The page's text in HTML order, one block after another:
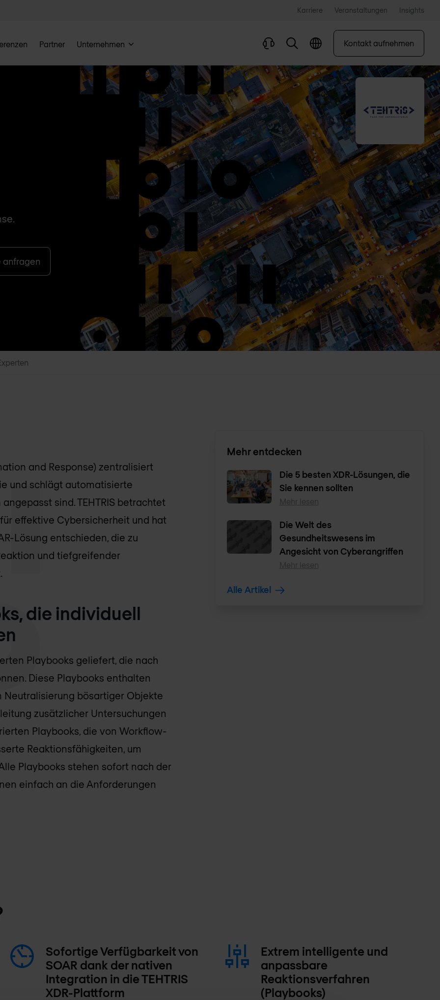
Karriere Veranstaltungen Insights
Partner Unternehmen Kontakt aufnehmen
anfragen
and Response) zentralisiert
und schlägt automatisierte
sind. TEHTRIS betrachtet
effektive Cybersicherheit und hat
Lösung entschieden, die zu
und tiefgreifender
die individuell
Playbooks geliefert, die nach
Diese Playbooks enthalten
bösartiger Objekte
zusätzlicher Untersuchungen
Playbooks, die von Workflow-
Reaktionsfähigkeiten, um
Playbooks stehen sofort nach der
einfach an die Anforderungen
Mehr entdecken
Die 5 besten XDR-Lösungen, die
Sie kennen sollten
Mehr lesen
Die Welt des
Gesundheitswesens im
Angesicht von Cyberangriffen
Mehr lesen
Alle Artikel
Sofortige Verfügbarkeit von
SOAR dank der nativen
Integration in die TEHTRIS
XDR-Plattform
Extrem intelligente und
anpassbare
Reaktionsverfahren
(Playbooks)